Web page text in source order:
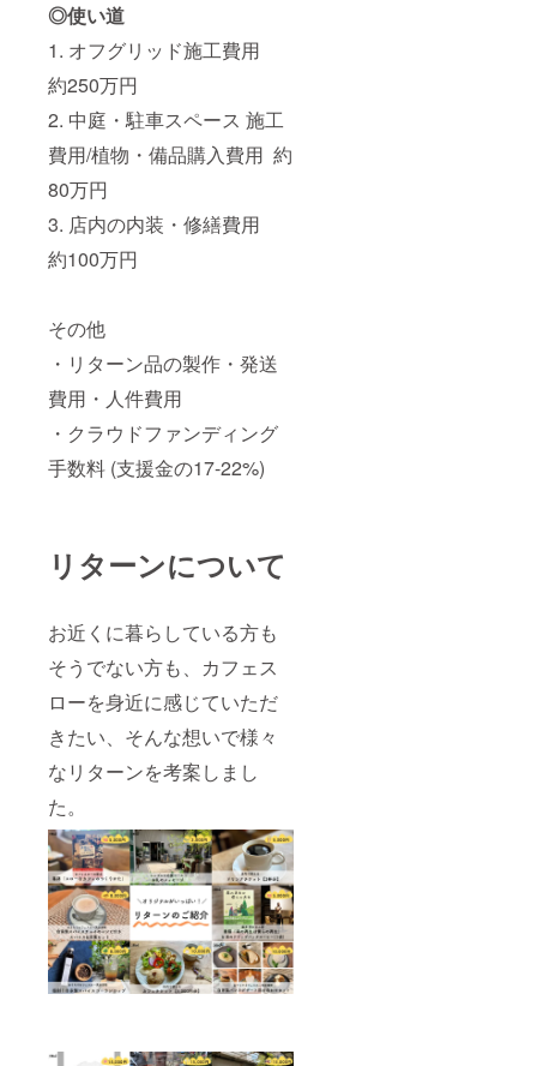
◎使い道
1. オフグリッド施工費用
約250万円
2. 中庭・駐車スペース 施工
費用/植物・備品購入費用 約
80万円
3. 店内の内装・修繕費用
約100万円
その他
・リターン品の製作・発送
費用・人件費用
・クラウドファンディング
手数料 (支援金の17-22%)
リターンについて
お近くに暮らしている方も
そうでない方も、カフェス
ローを身近に感じていただ
きたい、そんな想いで様々
なリターンを考案しまし
た。